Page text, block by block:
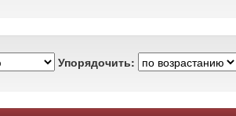
Упорядочить: